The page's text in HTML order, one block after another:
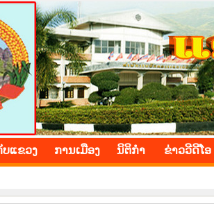
PROVINCE
ແຂວງ ​ການ​ເມືອງ ນິ​ຕິ​ກຳ ຂ່າວ​ວີ​ດີ​ໂອ